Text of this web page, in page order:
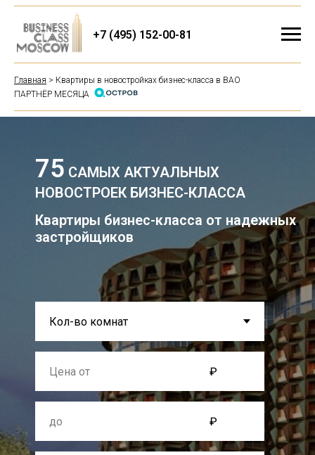
+7 (495) 152-00-81
Главная > Квартиры в новостройках бизнес-класса в ВАО
ПАРТНЁР МЕСЯЦА
75 САМЫХ АКТУАЛЬНЫХ
НОВОСТРОЕК БИЗНЕС-КЛАССА
Квартиры бизнес-класса от надежных
застройщиков